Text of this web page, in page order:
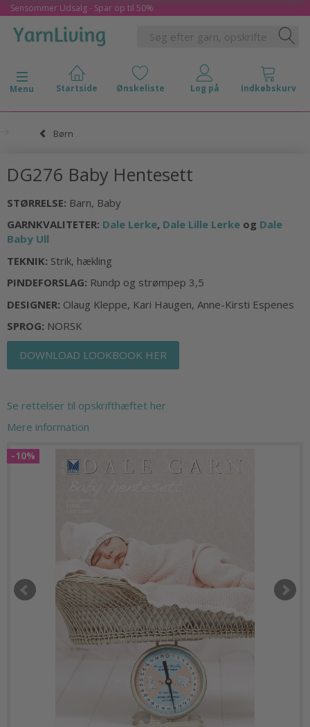
Sensommer Udsalg - Spar op til 50%
Skifte navigation
Menu
Børn
DG276 Baby Hentesett
STØRRELSE: Barn, Baby
GARNKVALITETER: Dale Lerke, Dale Lille Lerke og Dale
Baby Ull
TEKNIK: Strik, hækling
PINDEFORSLAG: Rundp og strømpep 3,5
DESIGNER: Olaug Kleppe, Kari Haugen, Anne-Kirsti Espenes
SPROG: NORSK
DOWNLOAD LOOKBOOK HER
Se rettelser til opskrifthæftet her
Mere information
-10%